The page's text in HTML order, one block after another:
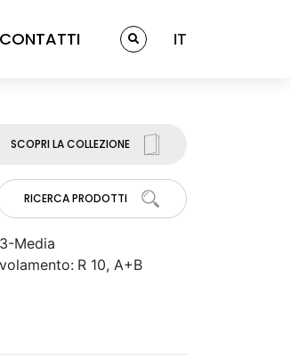
CONTATTI IT
SCOPRI LA COLLEZIONE
RICERCA PRODOTTI
Media
R 10, A+B